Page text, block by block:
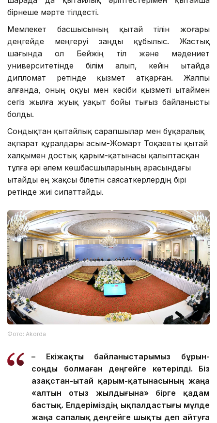
бірнеше мәрте тілдесті.
Мемлекет басшысының қытай тілін жоғары
деңгейде меңгеруі заңды құбылыс. Жастық
шағында ол Бейжің тіл және мәдениет
университетінде білім алып, кейін Қытайда
дипломат ретінде қызмет атқарған. Жалпы
алғанда, оның оқуы мен кәсіби қызметі Қытаймен
сегіз жылға жуық уақыт бойы тығыз байланысты
болды.
Сондықтан қытайлық сарапшылар мен бұқаралық
ақпарат құралдары Қасым-Жомарт Тоқаевты қытай
халқымен достық қарым-қатынасы қалыптасқан
тұлға әрі әлем көшбасшыларының арасындағы
Қытайды ең жақсы білетін саясаткерлердің бірі
ретінде жиі сипаттайды.
Фото: Аkorda
– Екіжақты байланыстарымыз бұрын-
соңды болмаған деңгейге көтерілді. Біз
Қазақстан-Қытай қарым-қатынасының жаңа
«алтын отыз жылдығына» бірге қадам
бастық. Елдеріміздің ықпалдастығы мүлде
жаңа сапалық деңгейге шықты деп айтуға